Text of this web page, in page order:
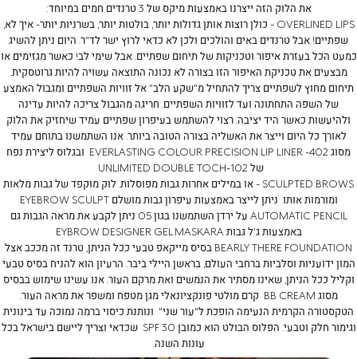
את הלוק הזה ייצרנו באמצעות מיקס של 3 טרנדים חמים במיוחד:
OVERLINED LIPS - כולן רוצות אותן גדולות יותר, בולטות יותר, בשרניות יותר- איך לא,
שפתיים! אבל טרנדים באים והולכים ולכן לא כדאי לרוץ ישר לד"ר. היום ניתן להשיג
כמעט הכל בעזרת איפור וטכניקות של תיחום שפתיים. אבל שימי לב! כאשר מגזימים או
מבצעים את טכניקת האיפור הזו בצורה לא נכונה התוצאה עשויה להיות גרוטסקית.
תיחום מחוץ לשפתיים צריך להתחיל מ"שקע הלב" אל זוויות השפתיים ומגבול האמצע
של השפה התחתונה ועד לזוויות השפתיים. חריגה מהגבול צריכה להיות עדינה
ולהיעשות כאשר היד יציבה. רצוי להשתמש בעיפרון שפתיים עמיד שיחזיק את הלוק
לאורך כל היום וייצר את האשליה בצורה הטובה ביותר. אנו השתמשנו בתוחם עמיד
מסוג EVERLASTING COLOUR PRECISION LIP LINER -402 ובגלוס ליצירת נפח
של UNLIMITED DOUBLE TOCH-102
SCULPTED BROWS
-או במילים אחרות גבות מפוסלות. לוק מוקפד של גבות מלאות
ומורמות אותו ניתן לייצר באמצעות עיפרון גבות מושלם EYEBROW SCULPT
AUTOMATIC PENCIL
על ירדן השתמשנו בגון 05 ניתן לקבע את מראה הגבות גם
באמצעות ג'ל גבות EYBROW DESIGNER GEL MASKARA
BEARLY THERE FOUNDATION בסיס מייקאפ טבעי ככל הניתן, טרנד זה מככב אצל
המון ידועניות וסלביות ברחבי העולם, בראשן היילי ביבר. הרעיון הוא להניח בסיס טבעי
וקליל ככל הניתן, שאינו מסתיר את הנמשים ואת מרקם העור. אנו עשינו שימוש בבסיס
מסוג BB CREAM קרם מולטי פונקציונאלי מגן מטפח ומשפר את מראה העור.
הטקסטורה הקרמית הנעימה הופכת ל"עור שני" ונותנת כיסוי ברמה נמוכה עד בינונית
וגימור חלק וטבעי. הפלוס הבולט הוא כמובן SPF 30 שכדאי וצריך ליישם בישראל בכל
עונות השנה.